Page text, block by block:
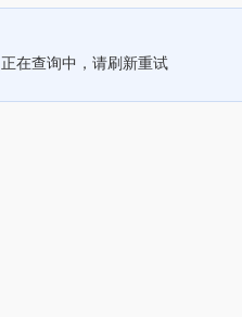
正在查询中，请刷新重试